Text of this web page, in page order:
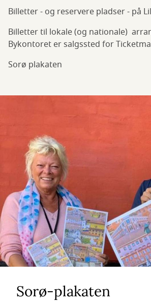
Billetter - og reservere pladser - på
Billetter til lokale (og nationale)
Bykontoret er salgssted for
Sorø plakaten
Sorø-plakaten